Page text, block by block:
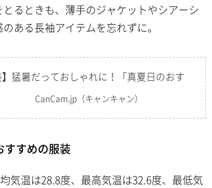
るときも、薄手のジャケットやシアーシ
ある長袖アイテムを忘れずに。
】猛暑だっておしゃれに！「真夏日のおす
CanCam.jp （キャンキャン）
すすめの服装
気温は28.8度、最高気温は32.6度、最低気